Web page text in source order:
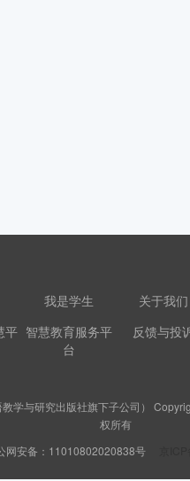
我是学生 关于我们
平 智慧教育服务平
台
反馈与投
学与研究出版社旗下子公司）
权所有
网安备：11010802020838号